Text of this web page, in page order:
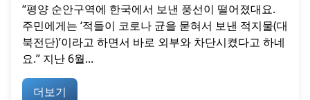
“평양 순안구역에 한국에서 보낸 풍선이 떨어졌대요.
주민에게는 ‘적들이 코로나 균을 묻혀서 보낸 적지물(대
북전단)’이라고 하면서 바로 외부와 차단시켰다고 하네
요.” 지난 6월...
더보기